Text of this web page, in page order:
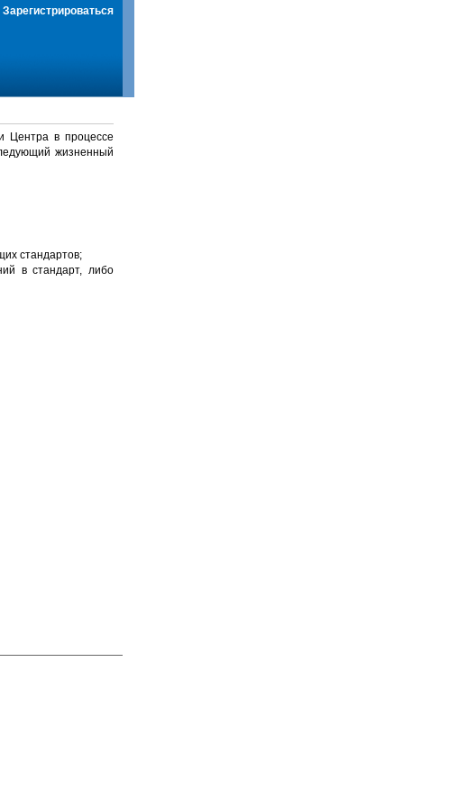
Зарегистрироваться
Центра в процессе
жизненный
стандартов;
в стандарт, либо